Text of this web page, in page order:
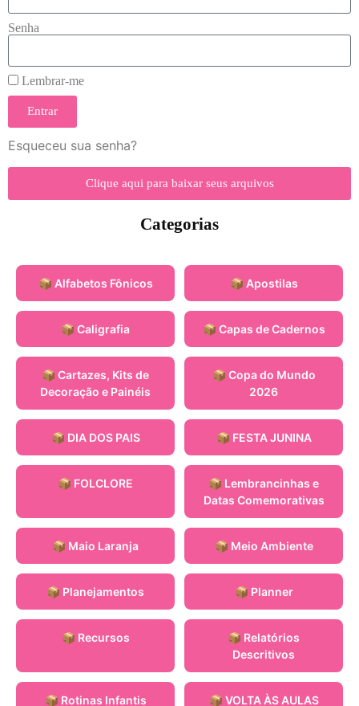
Senha
Lembrar-me
Entrar
Esqueceu sua senha?
Clique aqui para baixar seus arquivos
Categorias
📦 Alfabetos Fônicos 📦 Apostilas
📦 Caligrafia 📦 Capas de Cadernos
📦 Cartazes, Kits de
Decoração e Painéis
📦 Copa do Mundo
2026
📦 DIA DOS PAIS 📦 FESTA JUNINA
📦 FOLCLORE
📦 Lembrancinhas e
Datas Comemorativas
📦 Maio Laranja 📦 Meio Ambiente
📦 Planejamentos 📦 Planner
📦 Recursos
📦 Relatórios
Descritivos
📦 Rotinas Infantis 📦 VOLTA ÀS AULAS